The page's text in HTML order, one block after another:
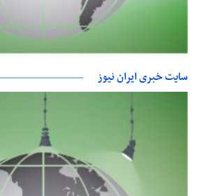
سایت خبری ایران نیوز